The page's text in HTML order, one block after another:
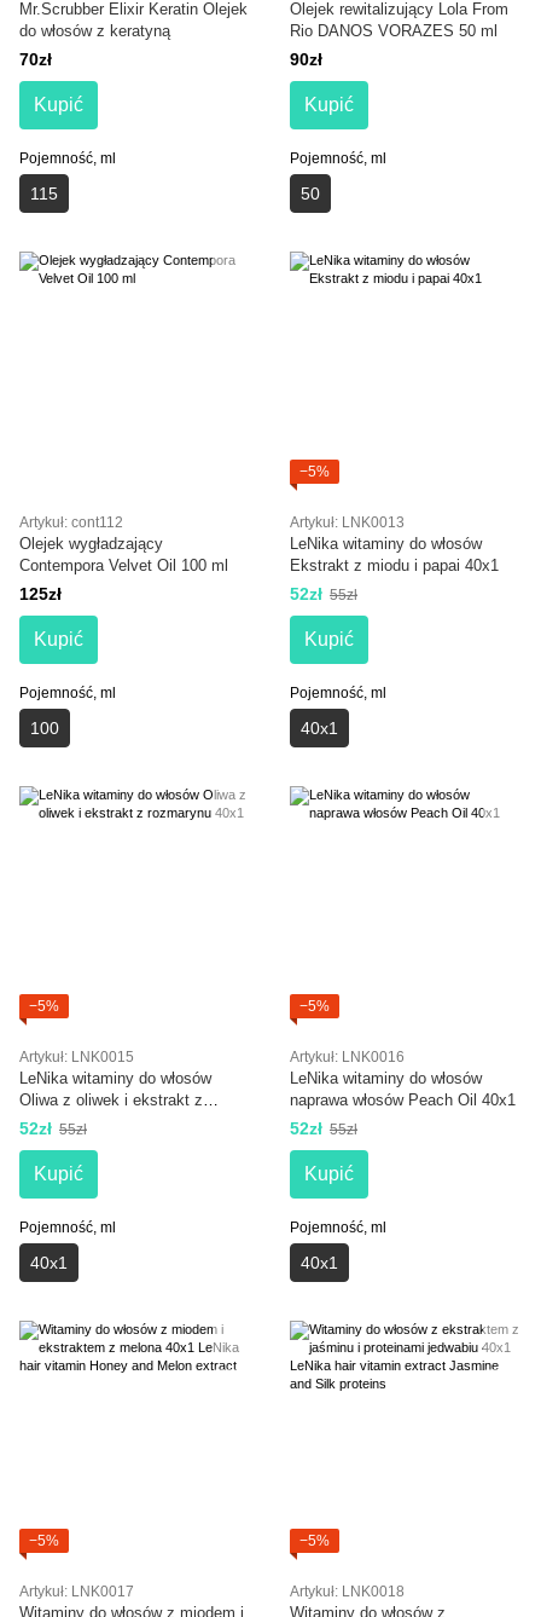
Mr.Scrubber Elixir Keratin Olejek
do włosów z keratyną
70zł
Kupić
Pojemność, ml
115
Olejek rewitalizujący Lola From
Rio DANOS VORAZES 50 ml
90zł
Kupić
Pojemność, ml
50
Artykuł: cont112
Olejek wygładzający
Contempora Velvet Oil 100 ml
125zł
Kupić
Pojemność, ml
100
−5%
Artykuł: LNK0013
LeNika witaminy do włosów
Ekstrakt z miodu i papai 40x1
52zł 55zł
Kupić
Pojemność, ml
40х1
−5%
Artykuł: LNK0015
LeNika witaminy do włosów
Oliwa z oliwek i ekstrakt z
rozmarynu 40x1
52zł 55zł
Kupić
Pojemność, ml
40х1
−5%
Artykuł: LNK0016
LeNika witaminy do włosów
naprawa włosów Peach Oil 40x1
52zł 55zł
Kupić
Pojemność, ml
40х1
−5%
Artykuł: LNK0017
Witaminy do włosów z miodem i
−5%
Artykuł: LNK0018
Witaminy do włosów z